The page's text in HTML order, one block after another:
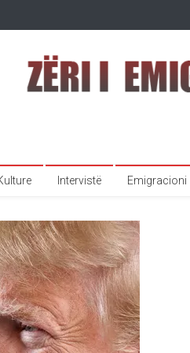
Intervistë Emigracioni